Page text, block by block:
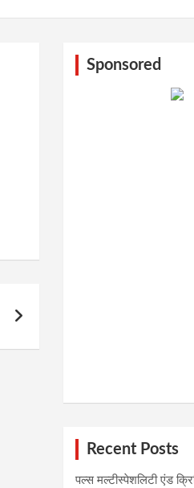
Sponsored
Recent Posts
पल्स मल्टीस्पेशलिटी एंड